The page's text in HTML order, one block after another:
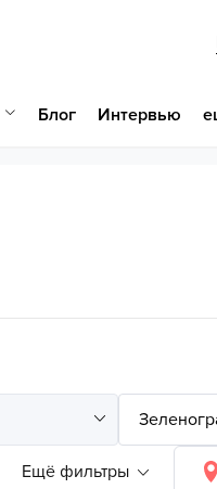
Блог Интервью
Ещё фильтры